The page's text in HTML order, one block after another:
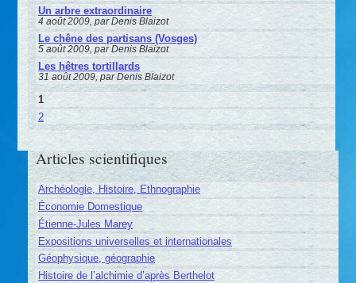
Un arbre extraordinaire
4 août 2009, par Denis Blaizot
Le chêne des partisans (Vosges)
5 août 2009, par Denis Blaizot
Les hêtres tortillards
31 août 2009, par Denis Blaizot
1
2
Articles scientifiques
Archéologie, Histoire, Ethnographie
Économie Domestique
Étienne-Jules Marey
Expositions universelles et internationales
Géophysique, géographie
Histoire de l’alchimie d’après Berthelot